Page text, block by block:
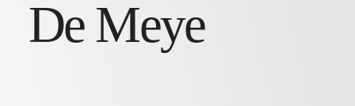
De Meye